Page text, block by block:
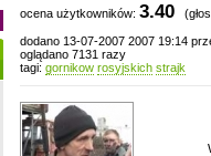
ocena użytkowników: 3.40
dodano 13-07-2007 2007 19:14
oglądano 7131 razy
tagi: gornikow rosyjskich strajk